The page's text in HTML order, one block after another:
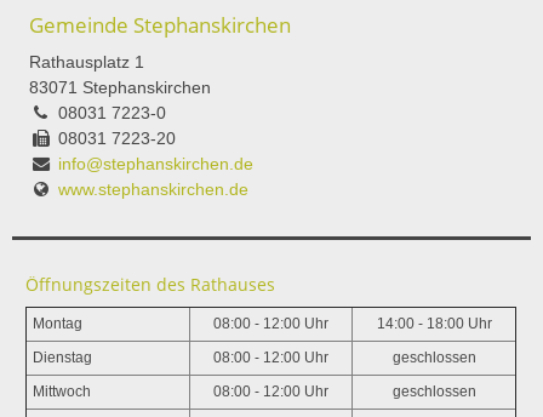
Gemeinde Stephanskirchen
Rathausplatz 1
83071 Stephanskirchen
08031 7223-0
08031 7223-20
info@stephanskirchen.de
www.stephanskirchen.de
Öffnungszeiten des Rathauses
Montag 08:00 - 12:00 Uhr 14:00 - 18:00 Uhr
Dienstag 08:00 - 12:00 Uhr geschlossen
Mittwoch 08:00 - 12:00 Uhr geschlossen